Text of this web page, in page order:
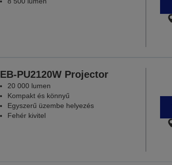
EB-PU2120W Projector
20 000 lumen
Kompakt és könnyű
Egyszerű üzembe helyezés
Fehér kivitel